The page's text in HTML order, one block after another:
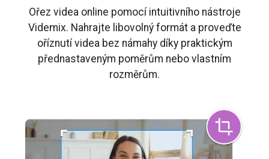
Ořez videa online pomocí intuitivního nástroje
Videmix. Nahrajte libovolný formát a proveďte
oříznutí videa bez námahy díky praktickým
přednastaveným poměrům nebo vlastním
rozměrům.